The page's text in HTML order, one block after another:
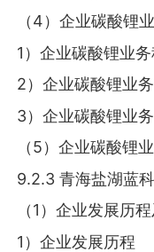
（4）企业碳酸锂
1）企业碳酸锂业
2）企业碳酸锂业
3）企业碳酸锂业
（5）企业碳酸锂
9.2.3 青海盐湖蓝
（1）企业发展历
1）企业发展历程